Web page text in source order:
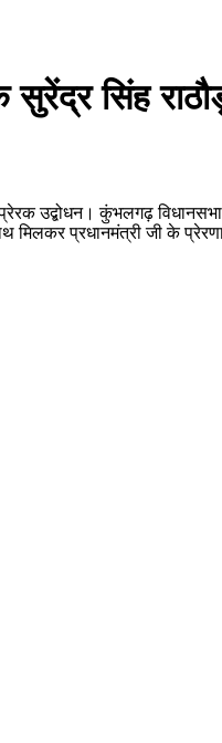
सिंह
उद्बोधन। कुंभलगढ़
मिलकर प्रधानमंत्री जी के